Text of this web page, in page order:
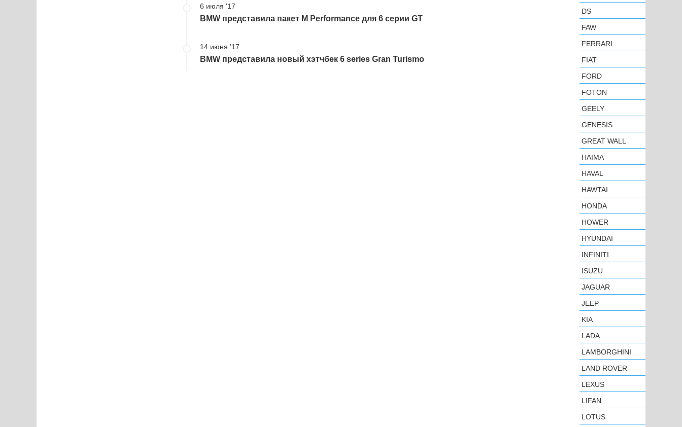
6 июля '17
BMW представила пакет M Performance для 6 серии GT
14 июня '17
BMW представила новый хэтчбек 6 series Gran Turismo
DS
FAW
FERRARI
FIAT
FORD
FOTON
GEELY
GENESIS
GREAT WALL
HAIMA
HAVAL
HAWTAI
HONDA
HOWER
HYUNDAI
INFINITI
ISUZU
JAGUAR
JEEP
KIA
LADA
LAMBORGHINI
LAND ROVER
LEXUS
LIFAN
LOTUS